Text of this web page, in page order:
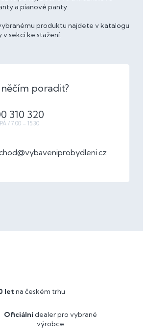
a pianové panty.
produktu najdete v katalogu
v sekci ke stažení.
@vybaveniprobydleni.cz
310 320
letna českém trhu
Oficiálnídealer pro vybrané
výrobce